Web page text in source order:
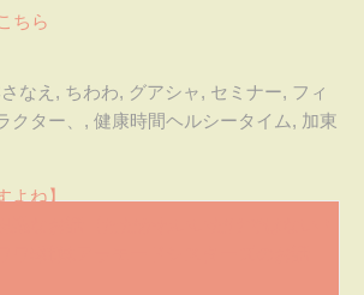
ちら
なえ , ちわわ, グアシャ, セミナー, フィ
クター、 , 健康時間ヘルシータイム, 加東
よね】
ワ5姉妹アラモードシスターズのお話